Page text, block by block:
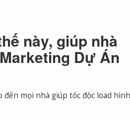
này, giúp nhà
Dự Án
mọi nhà giúp tốc độc load hình